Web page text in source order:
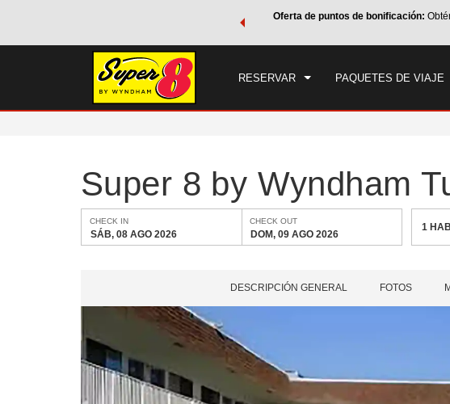
de Wyndham, además, gana puntos Wyndham Rewards
Oferta de puntos de bonificación:
RESERVAR PAQUETES DE VIAJE
CHECK IN
Super 8 by Wyndham
CHECK IN
SÁB, 08 AGO 2026
CHECK OUT
DOM, 09 AGO 2026
1
DESCRIPCIÓN GENERAL FOTOS